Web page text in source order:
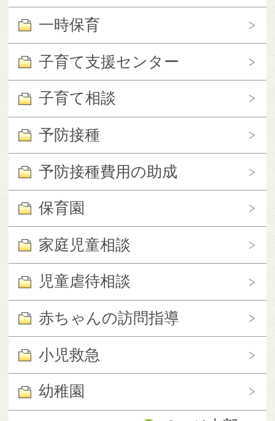
一時保育
子育て支援センター
子育て相談
予防接種
予防接種費用の助成
保育園
家庭児童相談
児童虐待相談
赤ちゃんの訪問指導
小児救急
幼稚園